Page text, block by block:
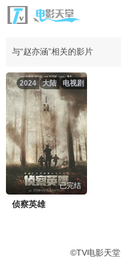
与“赵亦涵”相关的影片
电视剧
大陆
2024
已完结
侦察英雄
©TV电影天堂